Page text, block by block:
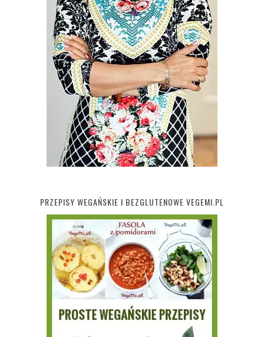
PRZEPISY WEGAŃSKIE I BEZGLUTENOWE VEGEMI.PL